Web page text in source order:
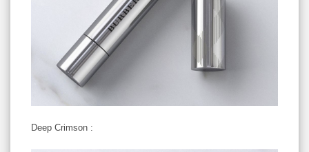
Deep Crimson :